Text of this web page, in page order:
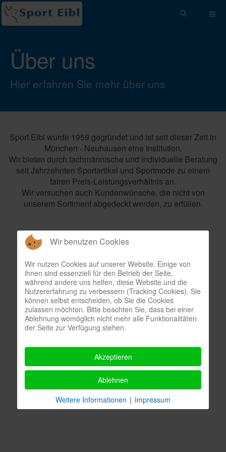
Über uns
Hier erfahren Sie mehr über uns
Sport Eibl wurde 1959 gegründet und ist seit dieser Zeit in
München - Neuhausen eine Institution.
Wir bieten durch fachmännische und individuelle Beratung
seit Jahrzehnten Sportartikel und Sportmode zu einem
fairen Preis-Leistungsverhältnis an.
Wir versuchen auch Kundenwünsche, die nicht von
unserem Sortiment abgedeckt werden, zu erfüllen.
Horst Pilbert
Inhaber
Wir benutzen Cookies
Wir nutzen Cookies auf unserer Website. Einige von
ihnen sind essenziell für den Betrieb der Seite,
während andere uns helfen, diese Website und die
Nutzererfahrung zu verbessern (Tracking Cookies). Sie
können selbst entscheiden, ob Sie die Cookies
zulassen möchten. Bitte beachten Sie, dass bei einer
Ablehnung womöglich nicht mehr alle Funktionalitäten
der Seite zur Verfügung stehen.
Akzeptieren
Ablehnen
Weitere Informationen | Impressum